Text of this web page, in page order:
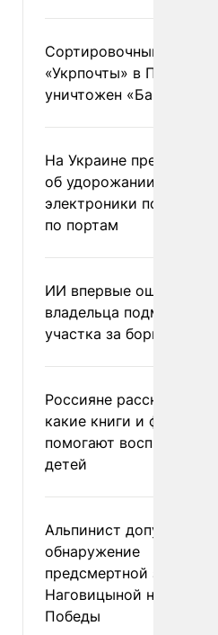
Сортировочный пункт
«Укрпочты» в
уничтожен
На Украине
об удорожании
электроники после
по портам
ИИ впервые
владельца
участка за борщевик
Россияне рассказали,
какие книги и фильмы
помогают воспитывать
детей
Альпинист допустил
обнаружение
предсмертной записки
Наговицыной на пике
Победы